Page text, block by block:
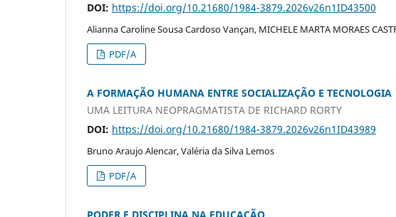
DOI: https://doi.org/10.21680/1984-3879.2026v26n1ID43500
Alianna Caroline Sousa Cardoso Vançan, MICHELE MARTA MORAES
PDF/A
A FORMAÇÃO HUMANA ENTRE SOCIALIZAÇÃO E TECNOLOGIA
UMA LEITURA NEOPRAGMATISTA DE RICHARD RORTY
DOI: https://doi.org/10.21680/1984-3879.2026v26n1ID43989
Bruno Araujo Alencar, Valéria da Silva Lemos
PDF/A
PODER E DISCIPLINA NA EDUCAÇÃO